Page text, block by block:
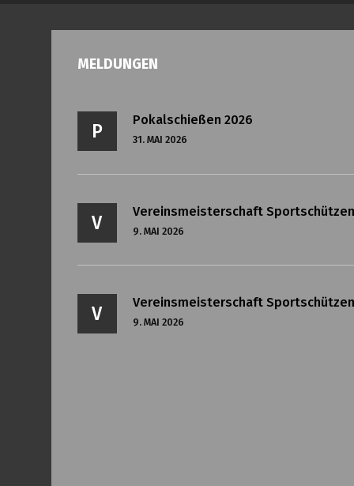
MELDUNGEN
P
Pokalschießen 2026
31. MAI 2026
V
Vereinsmeisterschaft Sportschützen
9. MAI 2026
V
Vereinsmeisterschaft Sportschützen
9. MAI 2026